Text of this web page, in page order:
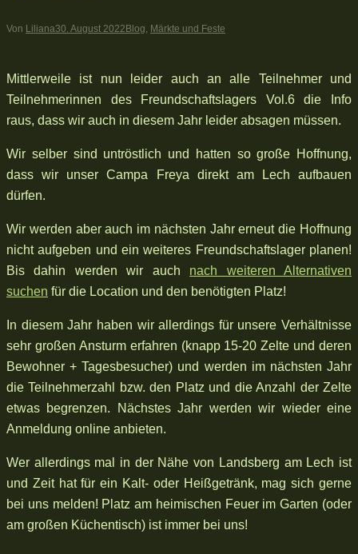
Von Liliana30. August 2022 Blog, Märkte und Feste
Mittlerweile ist nun leider auch an alle Teilnehmer und
Teilnehmerinnen des Freundschaftslagers Vol.6 die Info
raus, dass wir auch in diesem Jahr leider absagen müssen.
Wir selber sind untröstlich und hatten so große Hoffnung,
dass wir unser Campa Freya direkt am Lech aufbauen
dürfen.
Wir werden aber auch im nächsten Jahr erneut die Hoffnung
nicht aufgeben und ein weiteres Freundschaftslager planen!
Bis dahin werden wir auch nach weiteren Alternativen
suchen für die Location und den benötigten Platz!
In diesem Jahr haben wir allerdings für unsere Verhältnisse
sehr großen Ansturm erfahren (knapp 15-20 Zelte und deren
Bewohner + Tagesbesucher) und werden im nächsten Jahr
die Teilnehmerzahl bzw. den Platz und die Anzahl der Zelte
etwas begrenzen. Nächstes Jahr werden wir wieder eine
Anmeldung online anbieten.
Wer allerdings mal in der Nähe von Landsberg am Lech ist
und Zeit hat für ein Kalt- oder Heißgetränk, mag sich gerne
bei uns melden! Platz am heimischen Feuer im Garten (oder
am großen Küchentisch) ist immer bei uns!